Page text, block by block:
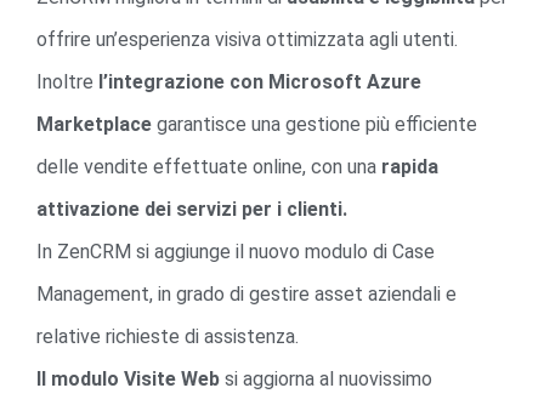
offrire un’esperienza visiva ottimizzata agli utenti.
Inoltre l’integrazione con Microsoft Azure
Marketplace garantisce una gestione più efficiente
delle vendite effettuate online, con una rapida
attivazione dei servizi per i clienti.
In ZenCRM si aggiunge il nuovo modulo di Case
Management, in grado di gestire asset aziendali e
relative richieste di assistenza.
Il modulo Visite Web si aggiorna al nuovissimo